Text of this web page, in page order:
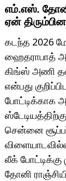
எம்.எஸ்.
ஏன்
கடந்த 2026
ஹைதராபாத்
கிங்ஸ் அணி
என்பது
போட்டிக்காக
சென்னை
லீக்
தோனி